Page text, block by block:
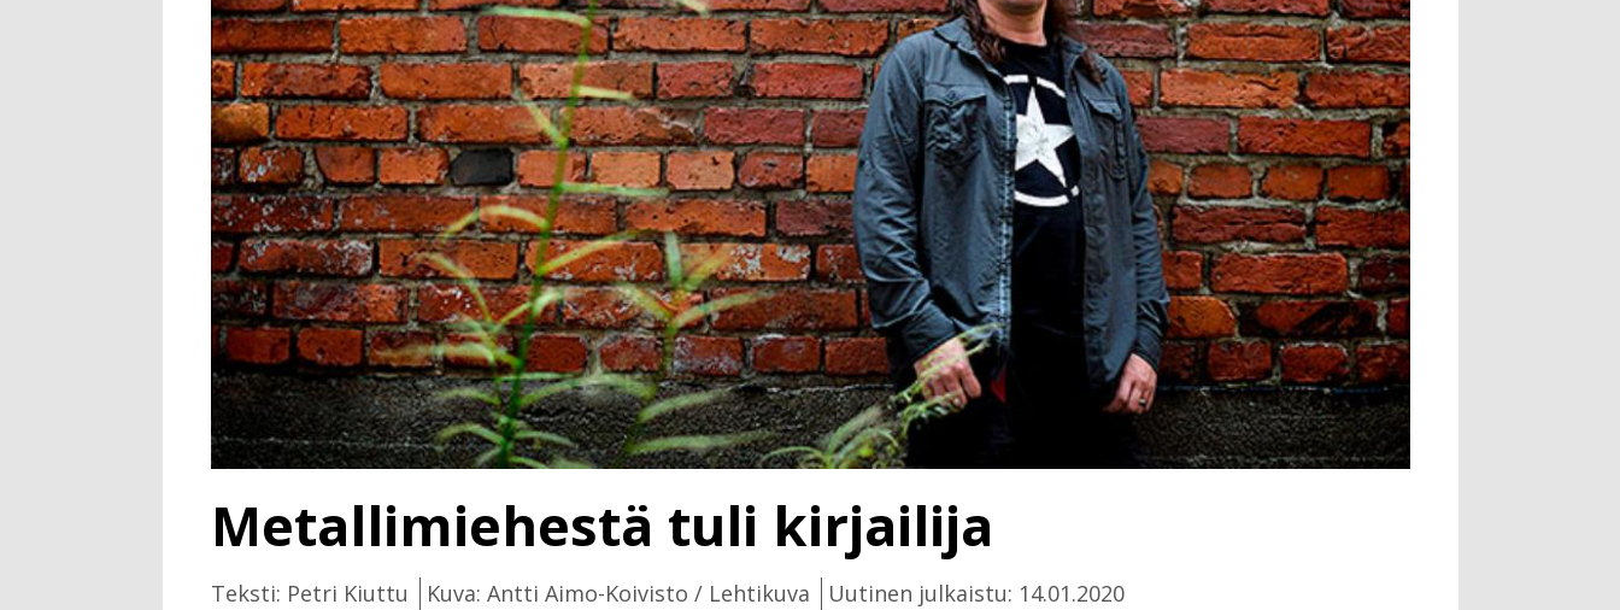
Metallimiehestä tuli kirjailija
Teksti: Petri Kiuttu Kuva: Antti Aimo-Koivisto / Lehtikuva Uutinen julkaistu: 14.01.2020